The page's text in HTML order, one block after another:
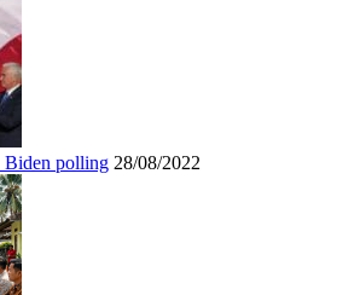
Biden polling 28/08/2022